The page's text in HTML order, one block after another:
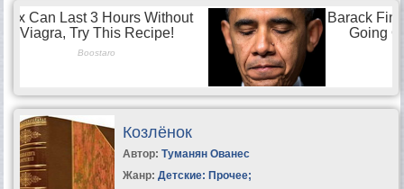
Козлёнок
Автор: Туманян Ованес
Жанр: Детские: Прочее;